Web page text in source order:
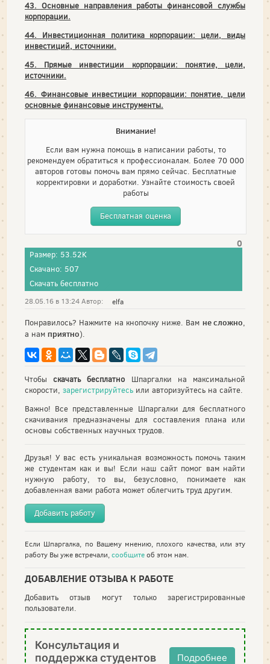
43. Основные направления работы финансовой службы
корпорации.
44. Инвестиционная политика корпорации: цели, виды
инвестиций, источники.
45. Прямые инвестиции корпорации: понятие, цели,
источники.
46. Финансовые инвестиции корпорации: понятие, цели
основные финансовые инструменты.
Внимание!
Если вам нужна помощь в написании работы, то
рекомендуем обратиться к профессионалам. Более 70 000
авторов готовы помочь вам прямо сейчас. Бесплатные
корректировки и доработки. Узнайте стоимость своей
работы
Бесплатная оценка
0
Размер: 53.52K
Скачано: 507
Скачать бесплатно
28.05.16 в 13:24 Автор: elfa
Понравилось? Нажмите на кнопочку ниже. Вам не сложно,
а нам приятно).
Чтобыскачать бесплатно Шпаргалки на максимальной
скорости, зарегистрируйтесь или авторизуйтесь на сайте.
Важно! Все представленные Шпаргалки для бесплатного
скачивания предназначены для составления плана или
основы собственных научных трудов.
Друзья! У вас есть уникальная возможность помочь таким
же студентам как и вы! Если наш сайт помог вам найти
нужную работу, то вы, безусловно, понимаете как
добавленная вами работа может облегчить труд другим.
Добавить работу
Если Шпаргалка, по Вашему мнению, плохого качества, или эту
работу Вы уже встречали,сообщитеоб этом нам.
ДОБАВЛЕНИЕ ОТЗЫВА К РАБОТЕ
Добавить отзыв могут только зарегистрированные
пользователи.
Консультация и
поддержка студентов
Подробнее